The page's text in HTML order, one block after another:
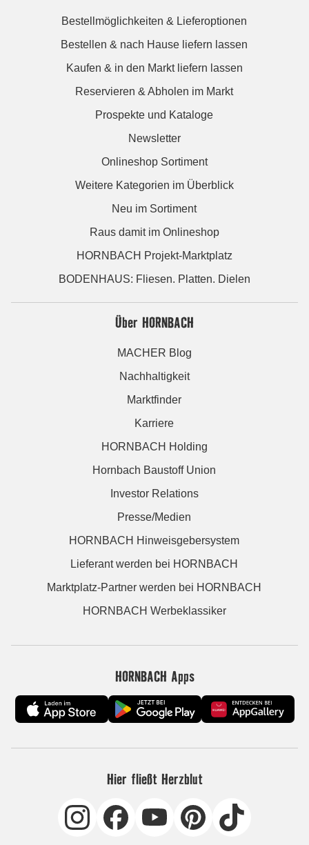
Bestellmöglichkeiten & Lieferoptionen
Bestellen & nach Hause liefern lassen
Kaufen & in den Markt liefern lassen
Reservieren & Abholen im Markt
Prospekte und Kataloge
Newsletter
Onlineshop Sortiment
Weitere Kategorien im Überblick
Neu im Sortiment
Raus damit im Onlineshop
HORNBACH Projekt-Marktplatz
BODENHAUS: Fliesen. Platten. Dielen
Über HORNBACH
MACHER Blog
Nachhaltigkeit
Marktfinder
Karriere
HORNBACH Holding
Hornbach Baustoff Union
Investor Relations
Presse/Medien
HORNBACH Hinweisgebersystem
Lieferant werden bei HORNBACH
Marktplatz-Partner werden bei HORNBACH
HORNBACH Werbeklassiker
HORNBACH Apps
Hier fließt Herzblut